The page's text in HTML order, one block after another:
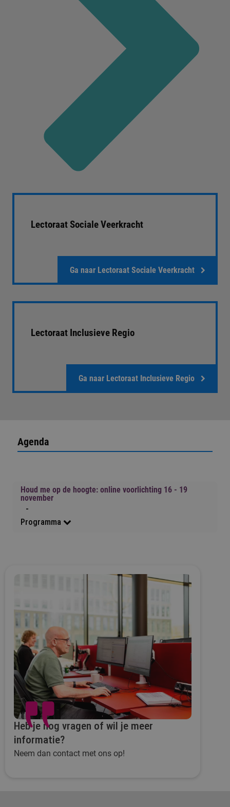
Lectoraat Sociale Veerkracht
Ga naar Lectoraat Sociale Veerkracht
Lectoraat Inclusieve Regio
Ga naar Lectoraat Inclusieve Regio
Agenda
Houd me op de hoogte: online voorlichting 16 - 19
november
-
Programma
Heb je nog vragen of wil je meer
informatie?
Neem dan contact met ons op!